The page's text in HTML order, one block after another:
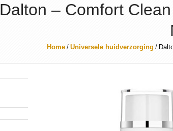
Dalton – Comfort
Home / Universele huidverzorging /